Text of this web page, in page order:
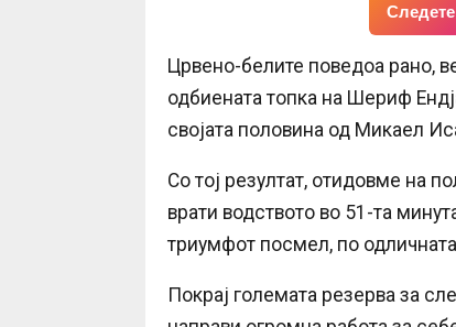
Црвено-белите поведоа рано,
одбиената топка на Шериф
својата половина од Микаел
Со тој резултат, отидовме на
врати водството во 51-та
триумфот посмел, по
Покрај големата резерва за